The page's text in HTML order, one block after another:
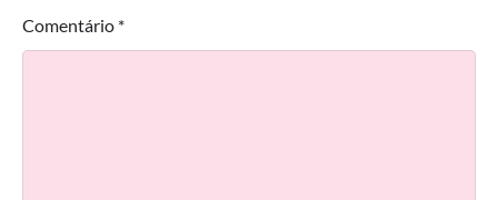
Comentário *